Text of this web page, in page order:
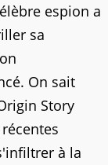
espion a
sa
On sait
Story
à la